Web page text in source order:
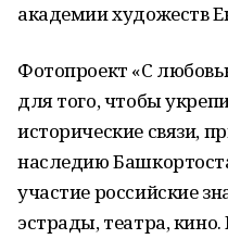
академии художеств
Фотопроект «С
для того, чтобы
исторические связи,
наследию
участие российские
эстрады, театра,